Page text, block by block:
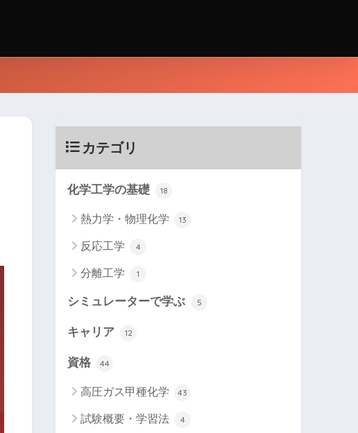
カテゴリ
化学工学の基礎 18
熱力学・物理化学 13
反応工学 4
分離工学 1
シミュレーターで学ぶ 5
キャリア 12
資格 44
高圧ガス甲種化学 43
試験概要・学習法 4